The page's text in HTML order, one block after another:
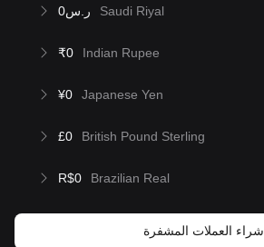
Saudi Riyal ر.س0
Indian Rupee
₹0
Japanese Yen
¥0
British Pound Sterling
£0
Brazilian Real
R$0
شراء العملات المشفرة